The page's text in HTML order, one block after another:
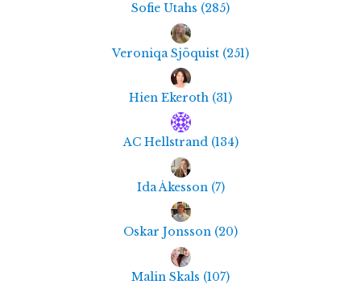
Sofie Utahs (285)
Veroniqa Sjöquist (251)
Hien Ekeroth (31)
AC Hellstrand (134)
Ida Åkesson (7)
Oskar Jonsson (20)
Malin Skals (107)